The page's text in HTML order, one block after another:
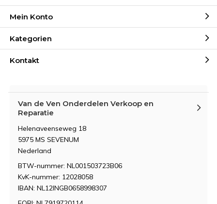
Mein Konto
Kategorien
Kontakt
Van de Ven Onderdelen Verkoop en
Reparatie
Helenaveenseweg 18
5975 MS SEVENUM
Nederland
BTW-nummer: NL001503723B06
KvK-nummer: 12028058
IBAN: NL12INGB0658998307